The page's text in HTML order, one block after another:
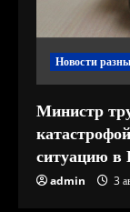
ч
т
е
н
и
Новости
Министр
ситуацию в
admin 3